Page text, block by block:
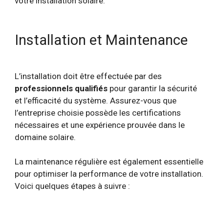
Installation et Maintenance
L’installation doit être effectuée par des
professionnels qualifiés pour garantir la sécurité
et l’efficacité du système. Assurez-vous que
l’entreprise choisie possède les certifications
nécessaires et une expérience prouvée dans le
domaine solaire.
La maintenance régulière est également essentielle
pour optimiser la performance de votre installation.
Voici quelques étapes à suivre :